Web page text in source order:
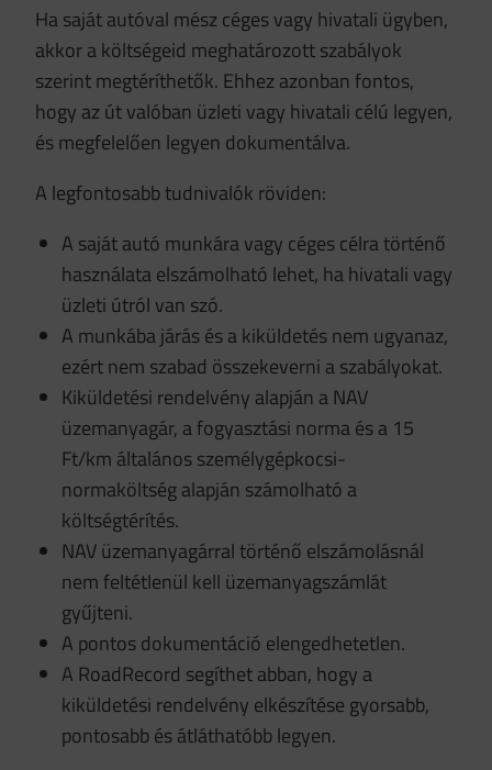
Ha saját autóval mész céges vagy hivatali ügyben,
akkor a költségeid meghatározott szabályok
szerint megtéríthetők. Ehhez azonban fontos,
hogy az út valóban üzleti vagy hivatali célú legyen,
és megfelelően legyen dokumentálva.
A legfontosabb tudnivalók röviden:
A saját autó munkára vagy céges célra történő
használata elszámolható lehet, ha hivatali vagy
üzleti útról van szó.
A munkába járás és a kiküldetés nem ugyanaz,
ezért nem szabad összekeverni a szabályokat.
Kiküldetési rendelvény alapján a NAV
üzemanyagár, a fogyasztási norma és a 15
Ft/km általános személygépkocsi-
normaköltség alapján számolható a
költségtérítés.
NAV üzemanyagárral történő elszámolásnál
nem feltétlenül kell üzemanyagszámlát
gyűjteni.
A pontos dokumentáció elengedhetetlen.
A RoadRecord segíthet abban, hogy a
kiküldetési rendelvény elkészítése gyorsabb,
pontosabb és átláthatóbb legyen.